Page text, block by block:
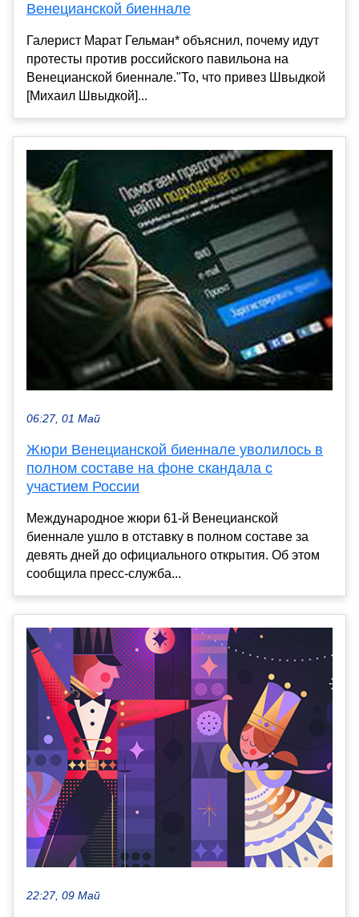
Венецианской биеннале
Галерист Марат Гельман* объяснил, почему идут
протесты против российского павильона на
Венецианской биеннале."То, что привез Швыдкой
[Михаил Швыдкой]...
06:27, 01 Май
Жюри Венецианской биеннале уволилось в
полном составе на фоне скандала с
участием России
Международное жюри 61-й Венецианской
биеннале ушло в отставку в полном составе за
девять дней до официального открытия. Об этом
сообщила пресс-служба...
22:27, 09 Май